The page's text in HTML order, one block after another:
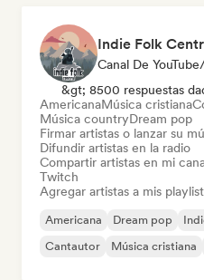
Indie Folk
&gt; 8500 respuestas
AmericanaMúsica cristiana
Música countryDream pop
Firmar artistas o lanzar su
Difundir artistas en la radio
Compartir artistas en mi
Twitch
Agregar artistas a mis
Americana Dream pop
Cantautor
Música cristiana